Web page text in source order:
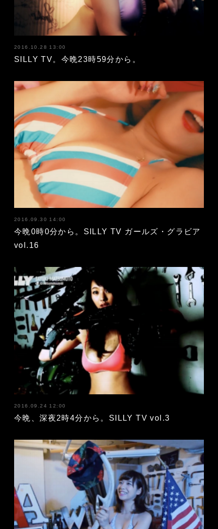
2016.10.28 13:00
SILLY TV。今晩23時59分から。
2016.09.30 14:00
今晩0時0分から。SILLY TV ガールズ・グラビア
vol.16
2016.09.24 12:00
今晩、深夜2時4分から。SILLY TV vol.3